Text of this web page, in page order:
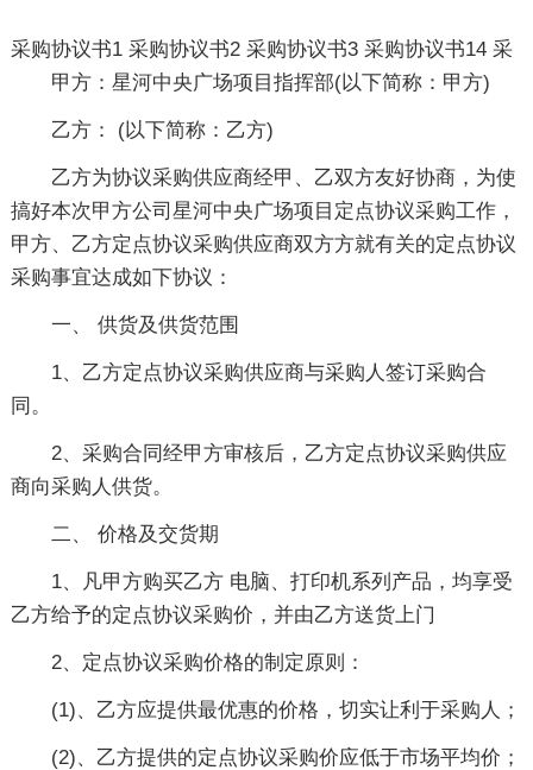
采购协议书1
甲方：星河中央广场项目指挥部(以下简称：甲方)
乙方： (以下简称：乙方)
乙方为协议采购供应商经甲、乙双方友好协商，为使
搞好本次甲方公司星河中央广场项目定点协议采购工作，
甲方、乙方定点协议采购供应商双方方就有关的定点协议
采购事宜达成如下协议：
一、 供货及供货范围
1、乙方定点协议采购供应商与采购人签订采购合
同。
2、采购合同经甲方审核后，乙方定点协议采购供应
商向采购人供货。
二、 价格及交货期
1、凡甲方购买乙方 电脑、打印机系列产品，均享受
乙方给予的定点协议采购价，并由乙方送货上门
2、定点协议采购价格的制定原则：
(1)、乙方应提供最优惠的价格，切实让利于采购人；
(2)、乙方提供的定点协议采购价应低于市场平均价；
采购协议书2 采购协议书3 采购协议书14 采